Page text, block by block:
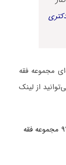
مجموعه فقه
کنکور دکتری سراسری و آزاد سال ۹۶ می‌توانید از لینک
دانلود مجموعه سؤالات آزمون دکتری ۹۶ – ۹۷ مجموعه فقه